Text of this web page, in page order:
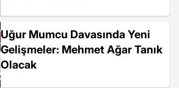
Uğur Mumcu Davasında Yeni
Gelişmeler: Mehmet Ağar Tanık
Olacak